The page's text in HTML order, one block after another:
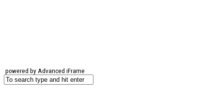
powered by Advanced iFrame